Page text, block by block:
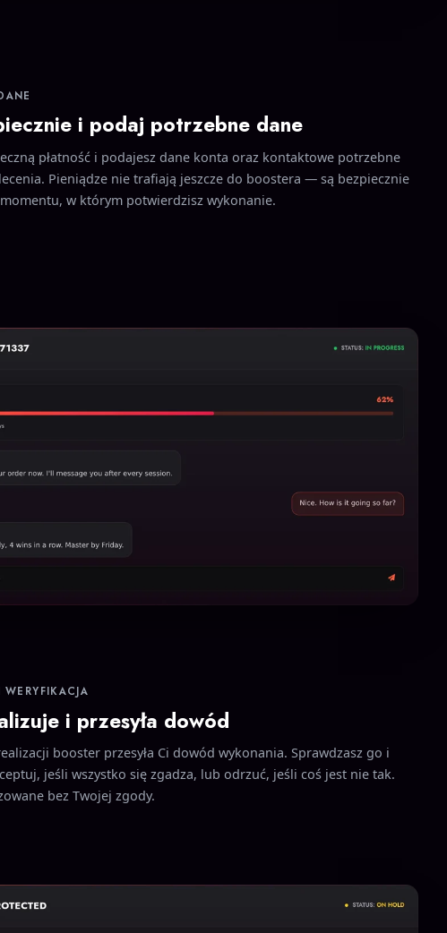
i podaj potrzebne dane
płatność i podajesz dane konta oraz kontaktowe potrzebne
Pieniądze nie trafiają jeszcze do boostera — są bezpiecznie
w którym potwierdzisz wykonanie.
i przesyła dowód
booster przesyła Ci dowód wykonania. Sprawdzasz go i
jeśli wszystko się zgadza, lub odrzuć, jeśli coś jest nie tak.
bez Twojej zgody.